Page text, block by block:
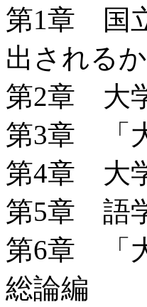
第1章 国
出される
第2章 大
第3章 「
第4章 大
第5章 語
第6章 「
総論編